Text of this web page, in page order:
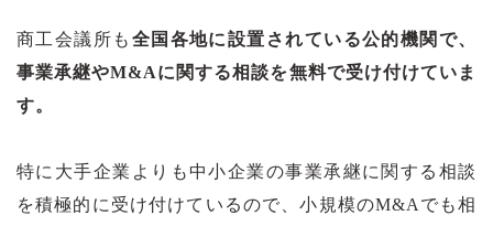
商工会議所も 全国各地に設置されている公的機関で、
事業承継やM&Aに関する相談を無料で受け付けていま
す。
特に大手企業よりも中小企業の事業承継に関する相談
を積極的に受け付けているので、小規模のM&Aでも相